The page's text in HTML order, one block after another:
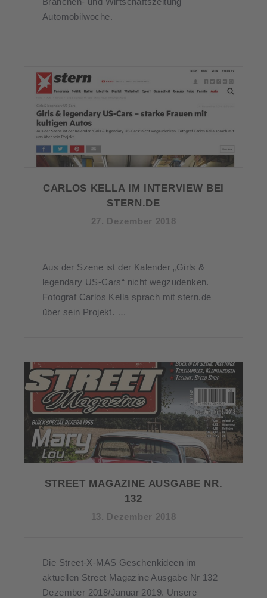
Automobilwoche.
CARLOS KELLA IM INTERVIEW BEI
STERN.DE
27. Dezember 2018
Aus der Szene ist der Kalender „Girls &
legendary US-Cars“ nicht wegzudenken.
Fotograf Carlos Kella sprach mit stern.de
über sein Projekt. …
STREET MAGAZINE AUSGABE NR.
132
13. Dezember 2018
Die Street-X-MAS Geschenkideen im
aktuellen Street Magazine Ausgabe Nr 132
Dezember 2018/Januar 2019. Unsere